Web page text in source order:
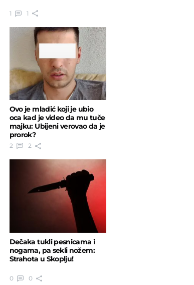
1 1
Ovo je mladić koji je ubio
oca kad je video da mu tuče
majku: Ubijeni verovao da je
prorok?
2 2
Dečaka tukli pesnicama i
nogama, pa sekli nožem:
Strahota u Skoplju!
0 0